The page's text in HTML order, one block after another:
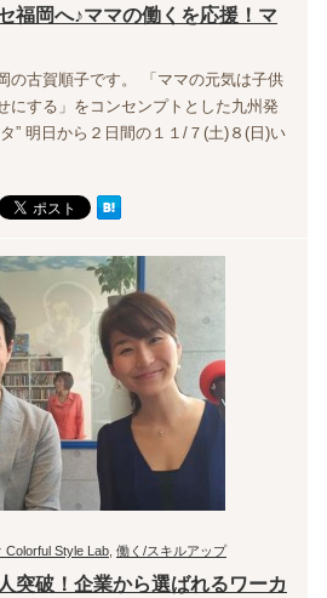
福岡へ♪ママの働くを応援！マ
の古賀順子です。 「ママの元気は子供
にする」をコンセンプトとした九州発
” 明日から２日間の１１/７(土)８(日)い
Colorful Style Lab 働く/スキルアップ
突破！企業から選ばれるワーカ